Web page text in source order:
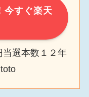
今すぐ楽天
選本数１２年